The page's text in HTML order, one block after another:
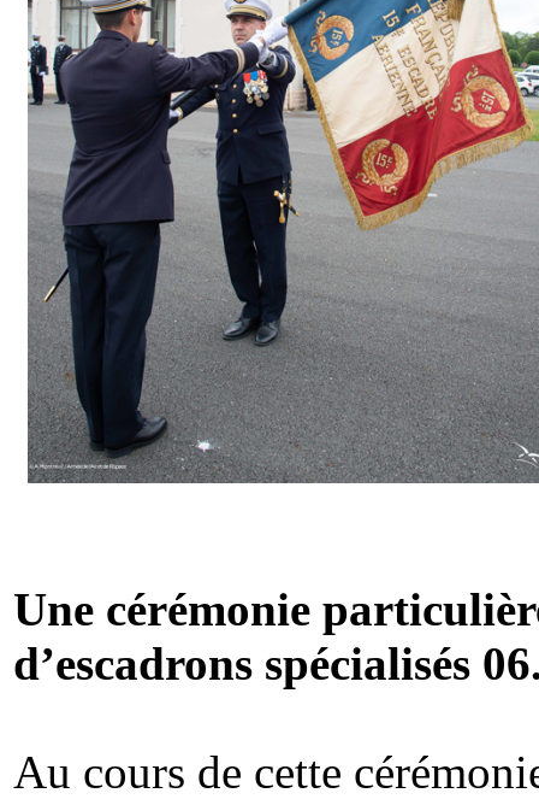
Une cérémonie
d’escadrons spécialisés
Au cours de cette